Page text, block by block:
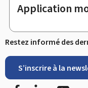
Application
Restez informé des
S’inscrire à la
FacebookLinkedIn